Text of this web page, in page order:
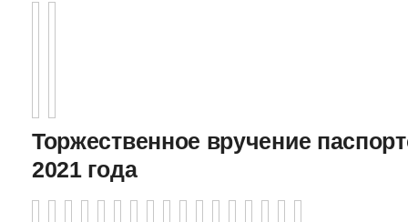
Торжественное вручение
2021 года